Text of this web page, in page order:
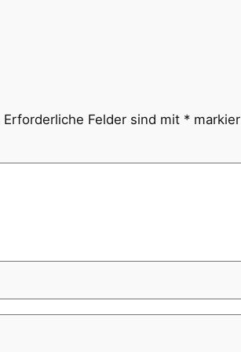
Erforderliche Felder sind mit *